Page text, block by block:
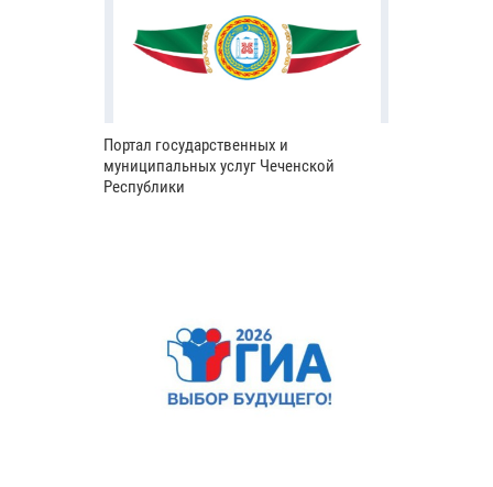
Портал государственных и
муниципальных услуг Чеченской
Республики